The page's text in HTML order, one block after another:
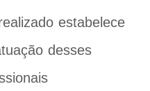
estabelece
desses